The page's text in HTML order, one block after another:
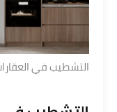
التشطيب في